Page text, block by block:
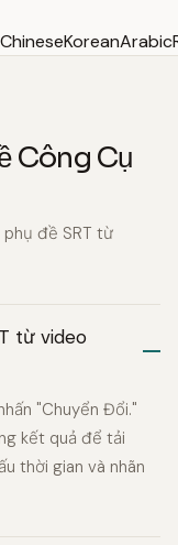
ChineseKoreanArabic
Công Cụ
đề SRT từ
từ video
"Chuyển Đổi."
kết quả để tải
thời gian và nhãn